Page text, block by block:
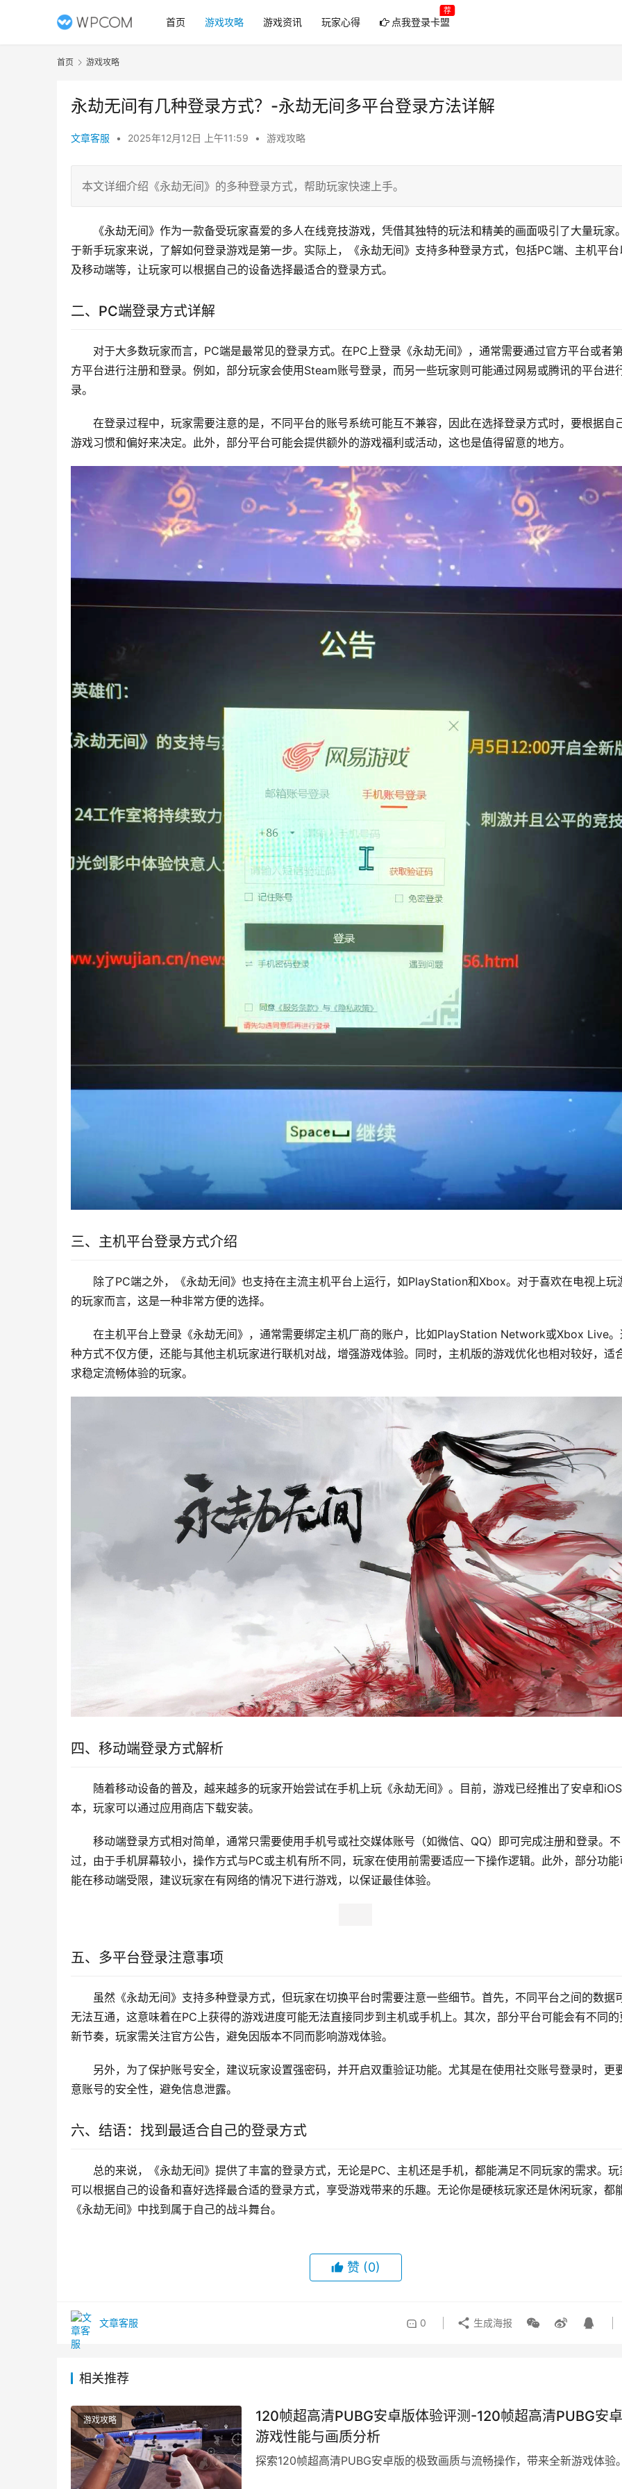
首页 游戏攻略 游戏资讯 玩家心得 点我登录卡盟
荐
首页 游戏攻略
永劫无间有几种登录方式？-永劫无间多平台登录方法详解
文章客服 • 2025年12月12日 上午11:59 • 游戏攻略
本文详细介绍《永劫无间》的多种登录方式，帮助玩家快速上手。
《永劫无间》作为一款备受玩家喜爱的多人在线竞技游戏，凭借其独特的玩法和精美的画面吸引了大量玩家
于新手玩家来说，了解如何登录游戏是第一步。实际上，《永劫无间》支持多种登录方式，包括PC端、主机平台
及移动端等，让玩家可以根据自己的设备选择最适合的登录方式。
二、PC端登录方式详解
对于大多数玩家而言，PC端是最常见的登录方式。在PC上登录《永劫无间》，通常需要通过官方平台或者
方平台进行注册和登录。例如，部分玩家会使用Steam账号登录，而另一些玩家则可能通过网易或腾讯的平台进
录。
在登录过程中，玩家需要注意的是，不同平台的账号系统可能互不兼容，因此在选择登录方式时，要根据自
游戏习惯和偏好来决定。此外，部分平台可能会提供额外的游戏福利或活动，这也是值得留意的地方。
三、主机平台登录方式介绍
除了PC端之外，《永劫无间》也支持在主流主机平台上运行，如PlayStation和Xbox。对于喜欢在电视上玩
的玩家而言，这是一种非常方便的选择。
在主机平台上登录《永劫无间》，通常需要绑定主机厂商的账户，比如PlayStation Network或Xbox Live
种方式不仅方便，还能与其他主机玩家进行联机对战，增强游戏体验。同时，主机版的游戏优化也相对较好，适
求稳定流畅体验的玩家。
四、移动端登录方式解析
随着移动设备的普及，越来越多的玩家开始尝试在手机上玩《永劫无间》。目前，游戏已经推出了安卓和
本，玩家可以通过应用商店下载安装。
移动端登录方式相对简单，通常只需要使用手机号或社交媒体账号（如微信、QQ）即可完成注册和登录。不
过，由于手机屏幕较小，操作方式与PC或主机有所不同，玩家在使用前需要适应一下操作逻辑。此外，部分功能
能在移动端受限，建议玩家在有网络的情况下进行游戏，以保证最佳体验。
五、多平台登录注意事项
虽然《永劫无间》支持多种登录方式，但玩家在切换平台时需要注意一些细节。首先，不同平台之间的数据
无法互通，这意味着在PC上获得的游戏进度可能无法直接同步到主机或手机上。其次，部分平台可能会有不同的
新节奏，玩家需关注官方公告，避免因版本不同而影响游戏体验。
另外，为了保护账号安全，建议玩家设置强密码，并开启双重验证功能。尤其是在使用社交账号登录时，更
意账号的安全性，避免信息泄露。
六、结语：找到最适合自己的登录方式
总的来说，《永劫无间》提供了丰富的登录方式，无论是PC、主机还是手机，都能满足不同玩家的需求。玩
可以根据自己的设备和喜好选择最合适的登录方式，享受游戏带来的乐趣。无论你是硬核玩家还是休闲玩家，都
《永劫无间》中找到属于自己的战斗舞台。
赞 (0)
文章客服 0 生成海报
相关推荐
游戏攻略
120帧超高清PUBG安卓版体验评测-120帧超高清PUBG安
游戏性能与画质分析
探索120帧超高清PUBG安卓版的极致画质与流畅操作，带来全新游戏体验